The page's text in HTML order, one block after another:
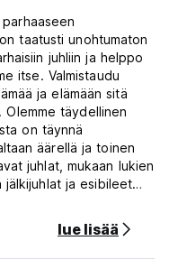
taatusti unohtumaton
juhliin ja helppo
itse. Valmistaudu
ja elämään sitä
Olemme täydellinen
on täynnä
äärellä ja toinen
juhlat, mukaan lukien
jälkijuhlat ja esibileet
Treehouse
sukkulaan ravea
lue lisää